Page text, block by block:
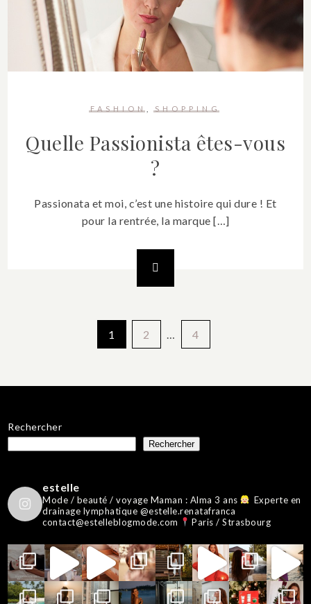
FASHION SHOPPING
Quelle Passionista êtes-vous
?
Passionata et moi, c’est une histoire qui dure ! Et
pour la rentrée, la marque […]
Pagination
publications
1 2 … 4
Rechercher
Rechercher
estelle
Mode / beauté / voyage Maman : Alma 3 ans
Experte en
drainage lymphatique @estelle.renatafranca
contact@estelleblogmode.com
Paris / Strasbourg